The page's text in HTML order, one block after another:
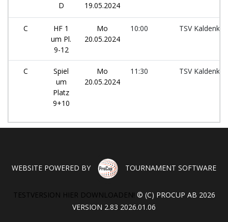
D
19.05.2024
C
HF 1
um Pl.
9-12
Mo
20.05.2024
10:00 TSV
C
Spiel
um
Platz
9+10
Mo
20.05.2024
11:30 TSV
WEBSITE POWERED BY TOURNAMENT SOFTWARE
TESTVERSION HIER DOWNLOADEN! © (C) PROCUP AB 2026
VERSION 2.83 2026.01.06